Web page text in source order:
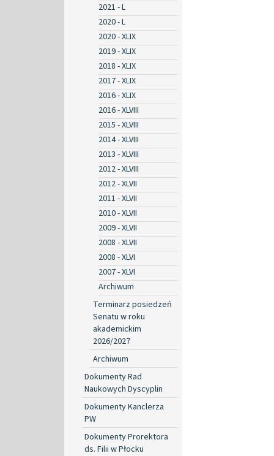
2021 - L
2020 - L
2020 - XLIX
2019 - XLIX
2018 - XLIX
2017 - XLIX
2016 - XLIX
2016 - XLVIII
2015 - XLVIII
2014 - XLVIII
2013 - XLVIII
2012 - XLVIII
2012 - XLVII
2011 - XLVII
2010 - XLVII
2009 - XLVII
2008 - XLVII
2008 - XLVI
2007 - XLVI
Archiwum
Terminarz posiedzeń
Senatu w roku
akademickim
2026/2027
Archiwum
Dokumenty Rad
Naukowych Dyscyplin
Dokumenty Kanclerza
PW
Dokumenty Prorektora
ds. Filii w Płocku